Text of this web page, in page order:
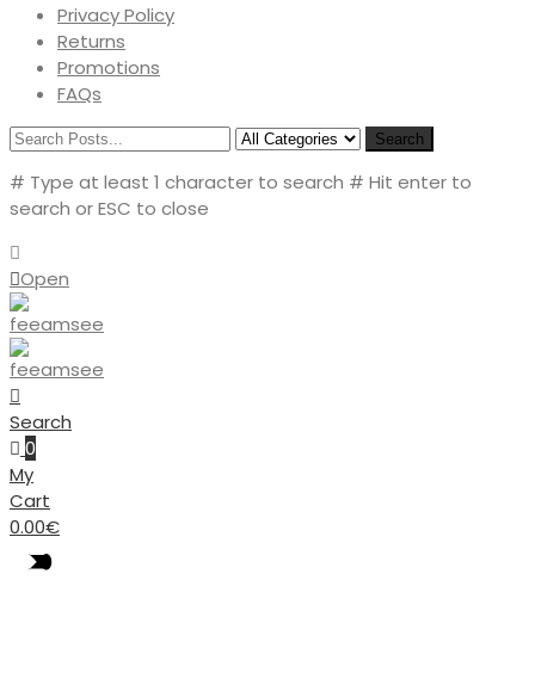
Privacy Policy
Returns
Promotions
FAQs
Search
# Type at least 1 character to search # Hit enter to
search or ESC to close
Open
Search
0
My
Cart
0.00€